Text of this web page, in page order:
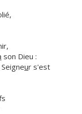
son Dieu :
ur s'est